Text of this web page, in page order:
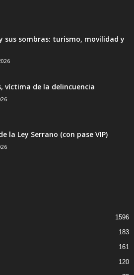
sus sombras: turismo, movilidad y
víctima de la delincuencia
la Ley Serrano (con pase VIP)
1596
183
161
120